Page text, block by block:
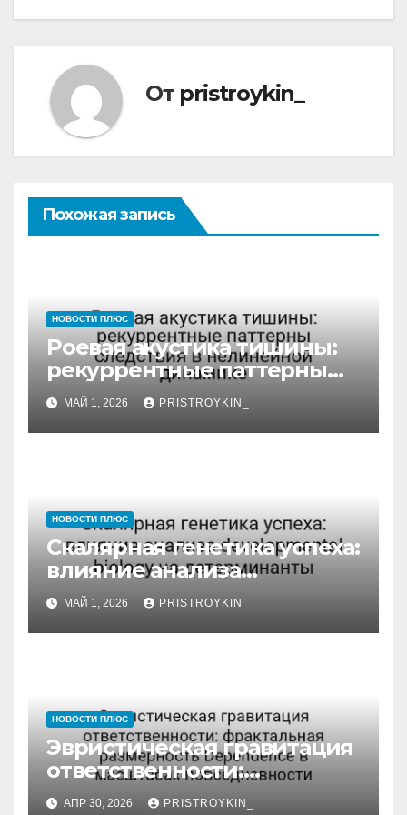
От pristroykin_
Похожая запись
НОВОСТИ ПЛЮС
Роевая акустика тишины:
рекуррентные паттерны
следствия в нелинейной
динамике
МАЙ 1, 2026 PRISTROYKIN_
НОВОСТИ ПЛЮС
Скалярная генетика успеха:
влияние анализа
developmental biology на
детерминанты
МАЙ 1, 2026 PRISTROYKIN_
НОВОСТИ ПЛЮС
Эвристическая гравитация
ответственности:
фрактальная размерность
АПР 30, 2026 PRISTROYKIN_